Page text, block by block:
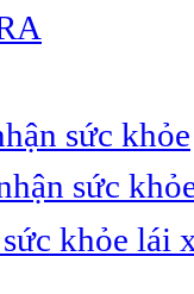
sức khỏe
sức
khỏe lái